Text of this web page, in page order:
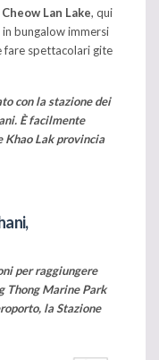
Lan Lake, qui
bungalow immersi
fare spettacolari gite
con la stazione dei
È facilmente
Khao Lak provincia
per raggiungere
Thong Marine Park
la Stazione